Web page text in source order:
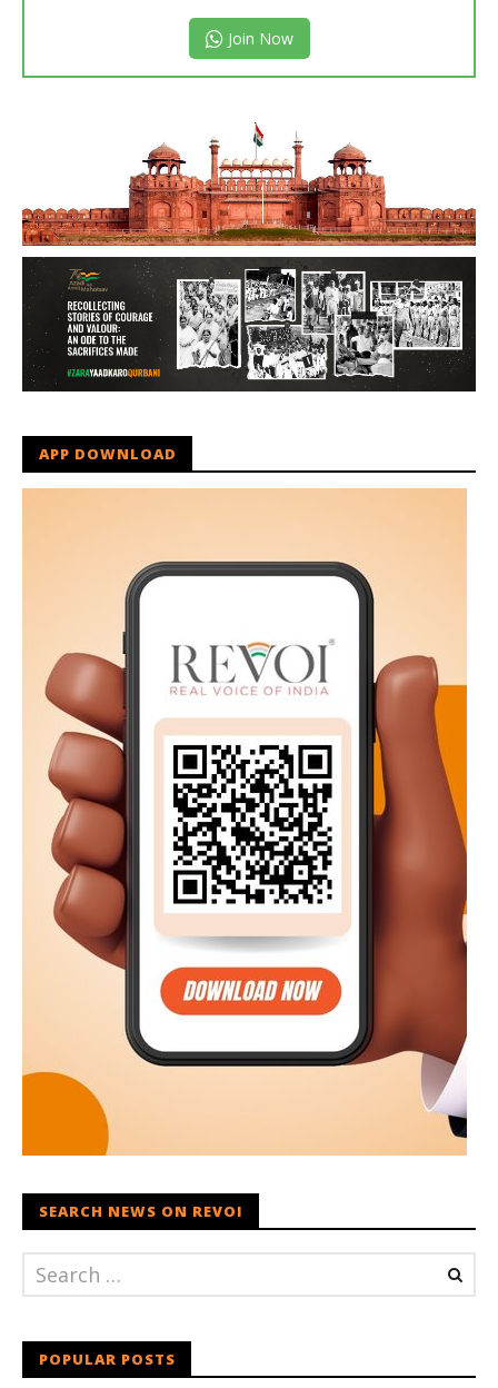
Join Now
APP DOWNLOAD
SEARCH NEWS ON REVOI
POPULAR POSTS